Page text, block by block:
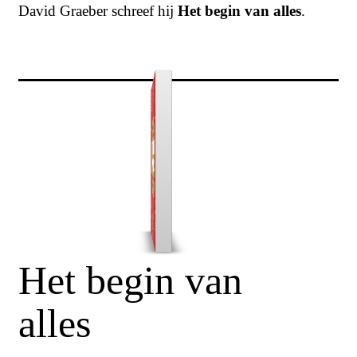
David Graeberschreef hij Het begin van alles.
Het begin van
alles